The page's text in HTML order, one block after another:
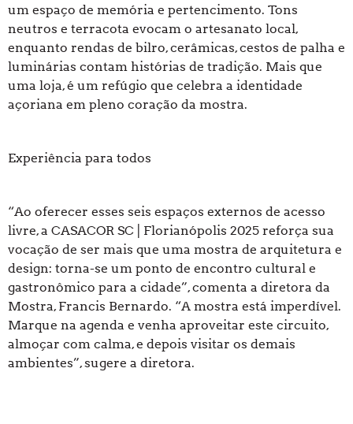
um espaço de memória e pertencimento. Tons
neutros e terracota evocam o artesanato local,
enquanto rendas de bilro, cerâmicas, cestos de palha e
luminárias contam histórias de tradição. Mais que
uma loja, é um refúgio que celebra a identidade
açoriana em pleno coração da mostra.
Experiência para todos
“Ao oferecer esses seis espaços externos de acesso
livre, a CASACOR SC | Florianópolis 2025 reforça sua
vocação de ser mais que uma mostra de arquitetura e
design: torna-se um ponto de encontro cultural e
gastronômico para a cidade”, comenta a diretora da
Mostra, Francis Bernardo. “A mostra está imperdível.
Marque na agenda e venha aproveitar este circuito,
almoçar com calma, e depois visitar os demais
ambientes”, sugere a diretora.